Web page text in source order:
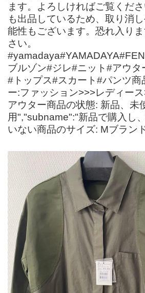
ます。よろしければご覧くだ
も出品しているため、取り消
能性もございます。恐れ入り
さい。
ブルゾン#ジレ#ニット#アウタ
#トップス#スカート#パンツ商
ー:ファッション>>>レディー
アウター商品の状態: 新品、未
用","subname":"新品で購入し
いない商品のサイズ: Mブラン